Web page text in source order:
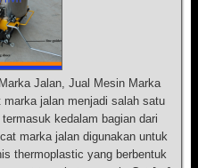
Jalan, Jual Mesin Marka
jalan menjadi salah satu
kedalam bagian dari
marka jalan digunakan untuk
thermoplastic yang berbentuk